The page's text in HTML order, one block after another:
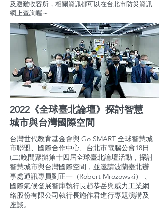
及避難收容所，相關資訊都可以在台北市防災資訊
網上查詢喔～
2022《全球臺北論壇》探討智慧
城市與台灣國際空間
台灣世代教育基金會與 Go SMART 全球智慧城
市聯盟、國際合作中心、台北市電腦公會18日
(二)晚間聚辦第十四屆全球臺北論壇活動，探討
智慧城市與台灣國際空間，並邀請波蘭臺北辦
事處通訊專員劉正一（Robert Mrozowski） 、
國際氣候發展智庫執行長趙恭岳與威力工業網
絡股份有限公司執行長施作君進行專題演講及
座談。